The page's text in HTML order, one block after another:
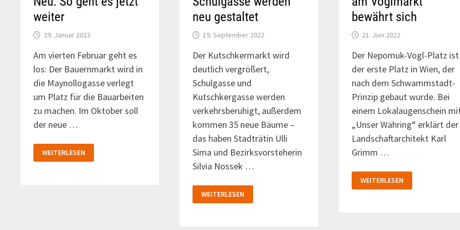
weiter
29. Januar 2023
Am vierten Februar geht es
los: Der Bauernmarkt wird in
die Maynollogasse verlegt
um Platz für die Bauarbeiten
zu machen. Im Oktober soll
der neue …
–
NEU:
WEITERLESEN
neu gestaltet
19. September 2022
Der Kutschkermarkt wird
deutlich vergrößert,
Schulgasse und
Kutschkergasse werden
verkehrsberuhigt, außerdem
kommen 35 neue Bäume –
das haben Stadträtin Ulli
Sima und Bezirksvorsteherin
Silvia Nossek …
UND
SCHULGASSE
WEITERLESEN
bewährt sich
21. Juni 2022
Der Nepomuk-Vogl-Platz ist
der erste Platz in Wien, der
nach dem Schwammstadt-
Prinzip gebaut wurde. Bei
einem Lokalaugenschein
„Unser Währing“ erklärt der
Landschaftarchitekt Karl
Grimm …
„SCHWAMMSTADT“
AM
WEITERLESEN